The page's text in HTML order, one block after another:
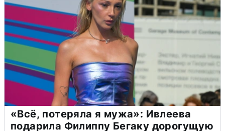
«Всё, потеряла я мужа»: Ивлеева
подарила Филиппу Бегаку дорогущую